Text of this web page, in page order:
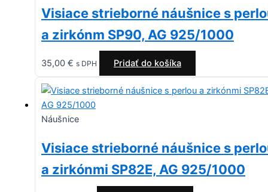
Visiace strieborné náušnice s
a zirkónm SP90, AG 925/1000
35,00 € s DPH Pridať do košíka
Náušnice
Visiace strieborné náušnice s
a zirkónmi SP82E, AG 925/1000